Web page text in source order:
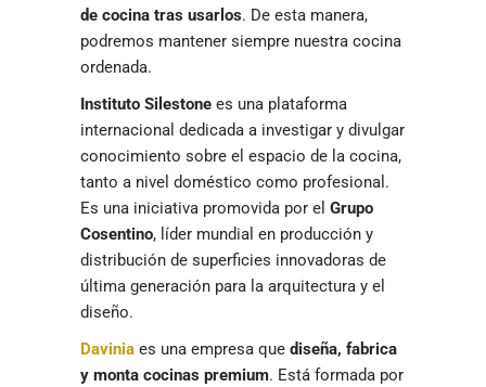
de cocina tras usarlos. De esta manera,
podremos mantener siempre nuestra cocina
ordenada.
Instituto Silestone es una plataforma
internacional dedicada a investigar y divulgar
conocimiento sobre el espacio de la cocina,
tanto a nivel doméstico como profesional.
Es una iniciativa promovida por el Grupo
Cosentino, líder mundial en producción y
distribución de superficies innovadoras de
última generación para la arquitectura y el
diseño.
Davinia es una empresa que diseña, fabrica
y monta cocinas premium. Está formada por